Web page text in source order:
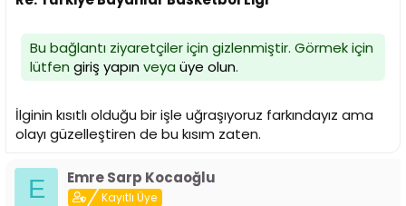
Bu bağlantı ziyaretçiler için gizlenmiştir. Görmek için
lütfen giriş yapınveya üye olun.
İlginin kısıtlı olduğu bir işle uğraşıyoruz farkındayız ama
olayı güzelleştiren de bu kısım zaten.
E Emre Sarp Kocaoğlu
Kayıtlı Üye